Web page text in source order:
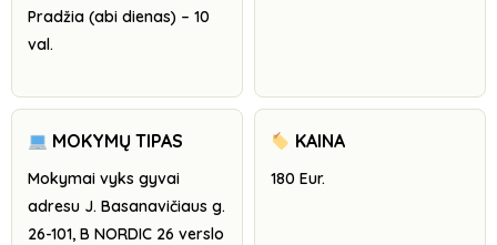
Pradžia (abi dienas) – 10
val.
MOKYMŲ TIPAS
Mokymai vyks gyvai
adresu J. Basanavičiaus g.
26-101, B NORDIC 26 verslo
KAINA
180 Eur.